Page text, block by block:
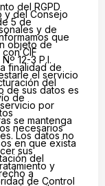
del RGPD
y del Consejo
5 de
y de
que
objeto de
CIF
12-3 P.I.
finalidad de
el servicio
del
de sus datos es
de
por
se mantenga
necesarios
Los datos no
en que exista
sus
del
y
a
de Control